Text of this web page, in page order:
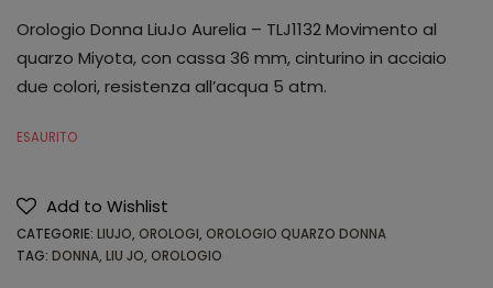
Orologio Donna LiuJo Aurelia – TLJ1132 Movimento al
quarzo Miyota, con cassa 36 mm, cinturino in acciaio
due colori, resistenza all’acqua 5 atm.
ESAURITO
Add to Wishlist
CATEGORIE: LIUJO, OROLOGI, OROLOGIO QUARZO DONNA
TAG: DONNA, LIU JO, OROLOGIO